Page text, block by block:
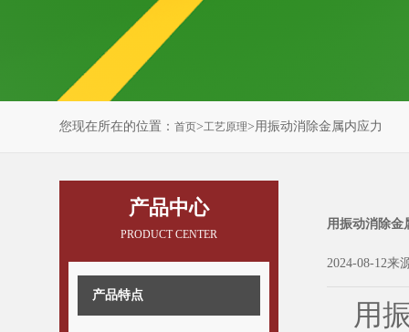
您现在所在的位置： 首页>工艺原理>用振动消除金属内应力
产品中心
PRODUCT CENTER
产品特点
用振动消除金
2024-08-12来
用